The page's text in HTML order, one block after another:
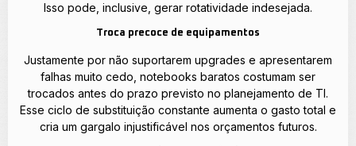
Isso pode, inclusive, gerar rotatividade indesejada.
Troca precoce de equipamentos
Justamente por não suportarem upgrades e apresentarem
falhas muito cedo, notebooks baratos costumam ser
trocados antes do prazo previsto no planejamento de TI.
Esse ciclo de substituição constante aumenta o gasto total e
cria um gargalo injustificável nos orçamentos futuros.